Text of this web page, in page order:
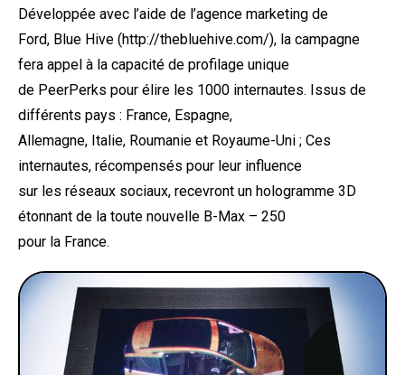
Développée avec l’aide de l’agence marketing de
Ford, Blue Hive (http://thebluehive.com/), la campagne
fera appel à la capacité de profilage unique
de PeerPerks pour élire les 1000 internautes. Issus de
différents pays : France, Espagne,
Allemagne, Italie, Roumanie et Royaume-Uni ; Ces
internautes, récompensés pour leur influence
sur les réseaux sociaux, recevront un hologramme 3D
étonnant de la toute nouvelle B-Max – 250
pour la France.